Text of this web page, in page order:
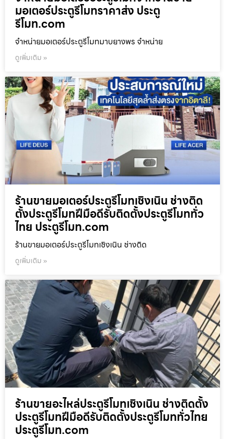
มอเตอร์ประตูรีโมทราคาส่ง ประตู
รีโมท.com
จำหน่ายมอเตอร์ประตูรีโมทมาบยางพร จำหน่าย
ดูเพิ่มเติม »
ร้านขายมอเตอร์ประตูรีโมทเชิงเนิน ช่างติด
ตั้งประตูรีโมทฝีมือดีรับติดตั้งประตูรีโมททั่ว
ไทย ประตูรีโมท.com
ร้านขายมอเตอร์ประตูรีโมทเชิงเนิน ช่างติด
ดูเพิ่มเติม »
ร้านขายอะไหล่ประตูรีโมทเชิงเนิน ช่างติดตั้ง
ประตูรีโมทฝีมือดีรับติดตั้งประตูรีโมททั่วไทย
ประตูรีโมท.com